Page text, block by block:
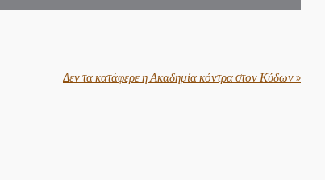
Δεν τα κατάφερε η Ακαδημία κόντρα στον Κύδων»